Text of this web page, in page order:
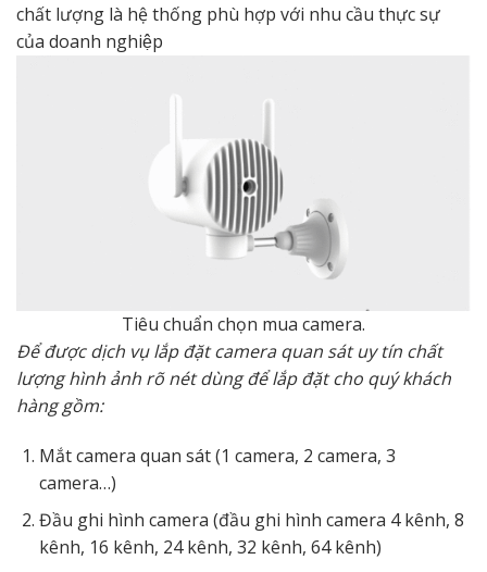
chất lượng là hệ thống phù hợp với nhu cầu thực sự
của doanh nghiệp
Tiêu chuẩn chọn mua camera.
Để được dịch vụ lắp đặt camera quan sát uy tín chất
lượng hình ảnh rõ nét dùng để lắp đặt cho quý khách
hàng gồm:
Mắt camera quan sát (1 camera, 2 camera, 3
camera…)
Đầu ghi hình camera (đầu ghi hình camera 4 kênh, 8
kênh, 16 kênh, 24 kênh, 32 kênh, 64 kênh)